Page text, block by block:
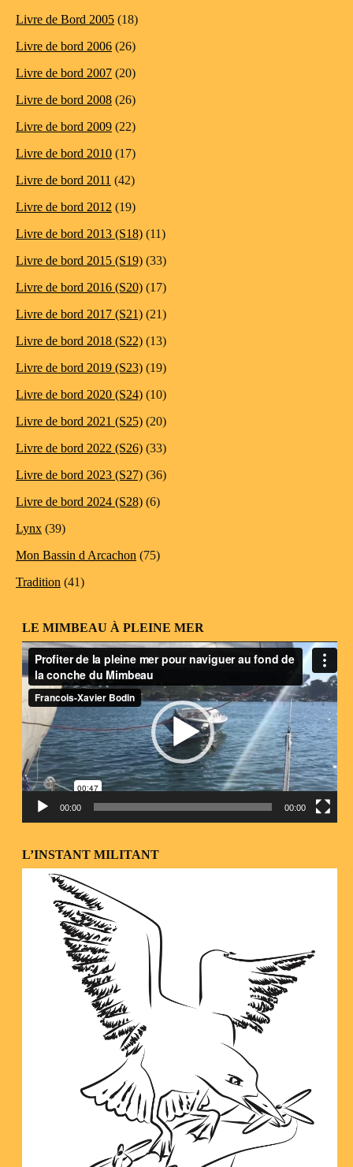
Livre de Bord 2005 (18)
Livre de bord 2006 (26)
Livre de bord 2007 (20)
Livre de bord 2008 (26)
Livre de bord 2009 (22)
Livre de bord 2010 (17)
Livre de bord 2011 (42)
Livre de bord 2012 (19)
Livre de bord 2013 (S18) (11)
Livre de bord 2015 (S19) (33)
Livre de bord 2016 (S20) (17)
Livre de bord 2017 (S21) (21)
Livre de bord 2018 (S22) (13)
Livre de bord 2019 (S23) (19)
Livre de bord 2020 (S24) (10)
Livre de bord 2021 (S25) (20)
Livre de bord 2022 (S26) (33)
Livre de bord 2023 (S27) (36)
Livre de bord 2024 (S28) (6)
Lynx (39)
Mon Bassin d Arcachon (75)
Tradition (41)
LE MIMBEAU À PLEINE MER
Lecteur
vidéo
00:00 00:00
L’INSTANT MILITANT